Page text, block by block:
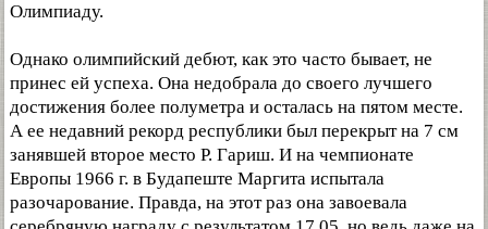
Олимпиаду.
Однако олимпийский дебют, как это часто бывает, не
принес ей успеха. Она недобрала до своего лучшего
достижения более полуметра и осталась на пятом месте.
А ее недавний рекорд республики был перекрыт на 7 см
занявшей второе место Р. Гариш. И на чемпионате
Европы 1966 г. в Будапеште Маргита испытала
разочарование. Правда, на этот раз она завоевала